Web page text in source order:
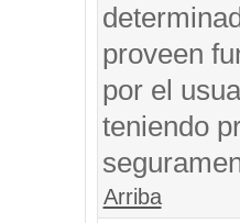
proveen
por el
teniendo
Arriba